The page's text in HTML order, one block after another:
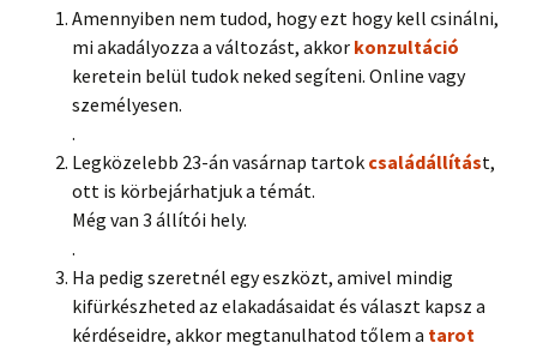
Amennyiben nem tudod, hogy ezt hogy kell csinálni,
mi akadályozza a változást, akkor konzultáció
keretein belül tudok neked segíteni. Online vagy
személyesen.
.
Legközelebb 23-án vasárnap tartok családállítást,
ott is körbejárhatjuk a témát.
Még van 3 állítói hely.
.
Ha pedig szeretnél egy eszközt, amivel mindig
kifürkészheted az elakadásaidat és választ kapsz a
kérdéseidre, akkor megtanulhatod tőlem a tarot